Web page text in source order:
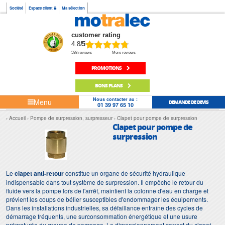
Société Espace client Ma sélection
customer rating
4.8/5
598 reviews More reviews
PROMOTIONS
BONS PLANS
Menu Nous contacter au :
01 39 97 65 10 DEMANDE DE DEVIS
Accueil Pompe de surpression, surpresseur Clapet pour pompe de surpression
Clapet pour pompe de
surpression
Leclapet anti-retourconstitue un organe de sécurité hydraulique
indispensable dans tout système de surpression. Il empêche le retour du
fluide vers la pompe lors de l'arrêt, maintient la colonne d'eau en charge et
prévient les coups de bélier susceptibles d'endommager les équipements.
Dans les installations industrielles, sa défaillance entraîne des cycles de
démarrage fréquents, une surconsommation énergétique et une usure